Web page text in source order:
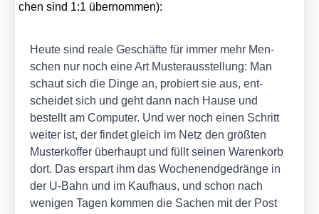
chen sind 1:1 über­nom­men):
Heu­te sind rea­le Geschäf­te für immer mehr Men­
schen nur noch eine Art Mus­ter­aus­stel­lung: Man
schaut sich die Din­ge an, pro­biert sie aus, ent­
schei­det sich und geht dann nach Hau­se und
bestellt am Com­pu­ter. Und wer noch einen Schritt
wei­ter ist, der fin­det gleich im Netz den größ­ten
Mus­ter­kof­fer über­haupt und füllt sei­nen Waren­korb
dort. Das erspart ihm das Wochen­end­ge­drän­ge in
der U‑Bahn und im Kauf­haus, und schon nach
weni­gen Tagen kom­men die Sachen mit der Post